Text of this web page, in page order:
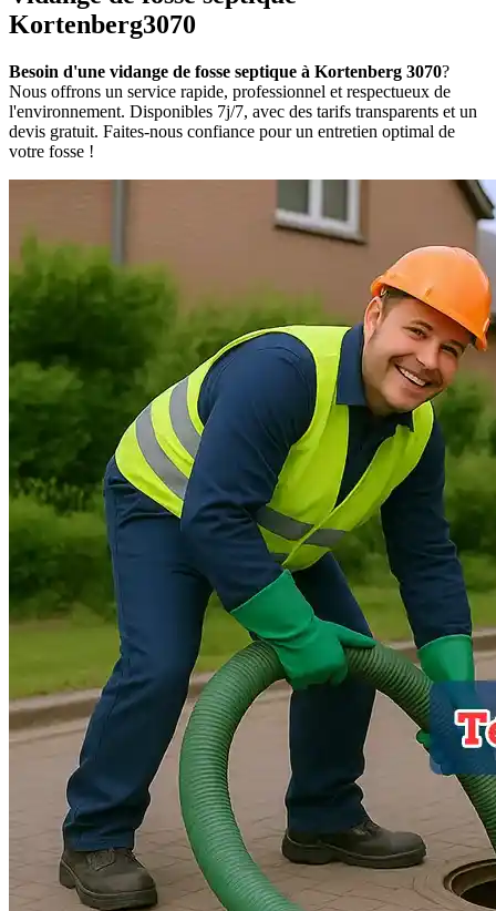
Kortenberg3070
Besoin d'une vidange de fosse septique à Kortenberg 3070?
Nous offrons un service rapide, professionnel et respectueux de
l'environnement. Disponibles 7j/7, avec des tarifs transparents et un
devis gratuit. Faites-nous confiance pour un entretien optimal de
votre fosse !